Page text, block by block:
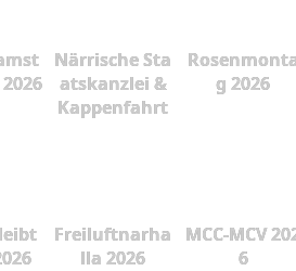
Närrische Sta
atskanzlei &
Kappenfahrt
g 2026
Freiluftnarha
lla 2026
MCC-MCV
6